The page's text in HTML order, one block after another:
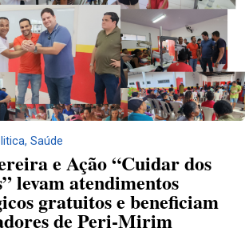
, Saúde
e Ação “Cuidar dos
levam atendimentos
gratuitos e beneficiam
de Peri-Mirim